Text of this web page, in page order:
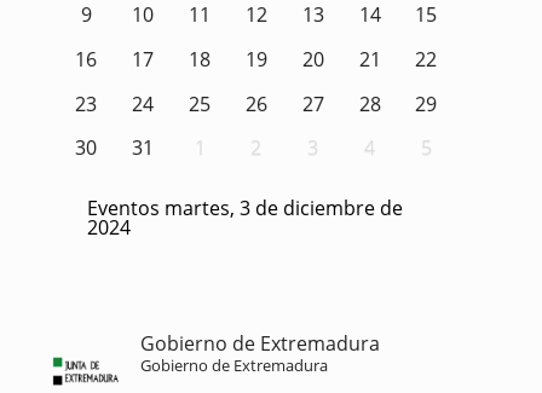
9
10 11 12 13 14
15
16
17 18 19 20 21
22
23
24 25 26 27 28
29
30
31 1 2 3 4 5
Eventos martes, 3 de diciembre de
2024
Gobierno de Extremadura
Gobierno de Extremadura